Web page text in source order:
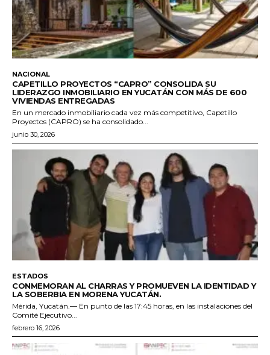
NACIONAL
CAPETILLO PROYECTOS “CAPRO” CONSOLIDA SU
LIDERAZGO INMOBILIARIO EN YUCATÁN CON MÁS DE 600
VIVIENDAS ENTREGADAS
En un mercado inmobiliario cada vez más competitivo, Capetillo
Proyectos (CAPRO) se ha consolidado...
junio 30, 2026
ESTADOS
CONMEMORAN AL CHARRAS Y PROMUEVEN LA IDENTIDAD Y
LA SOBERBIA EN MORENA YUCATÁN.
Mérida, Yucatán.— En punto de las 17:45 horas, en las instalaciones del
Comité Ejecutivo...
febrero 16, 2026